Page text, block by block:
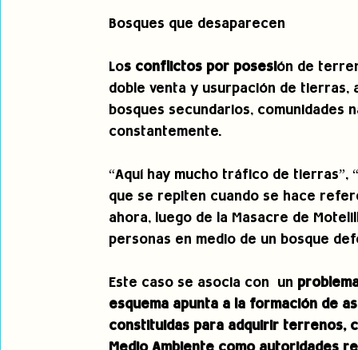
Bosques que desaparecen
Los conflictos por posesión de
doble venta y usurpación de tierras,
bosques secundarios, comunidades
constantemente.
“Aquí hay mucho tráfico de
que se repiten cuando se hace
ahora, luego de la Masacre de
personas en medio de un bosque
Este caso se asocia con  un
esquema apunta a la formación de
constituidas para adquirir terrenos,